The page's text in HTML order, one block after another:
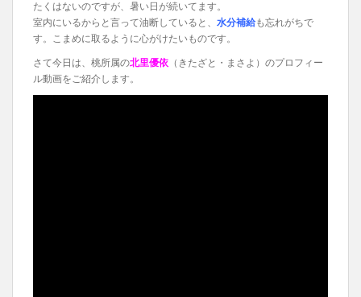
たくはないのですが、暑い日が続いてます。
室内にいるからと言って油断していると、 水分補給も忘れがちで
す。こまめに取るように心がけたいものです。
さて今日は、桃所属の北里優依 （きたざと・まさよ）のプロフィー
ル動画をご紹介します。